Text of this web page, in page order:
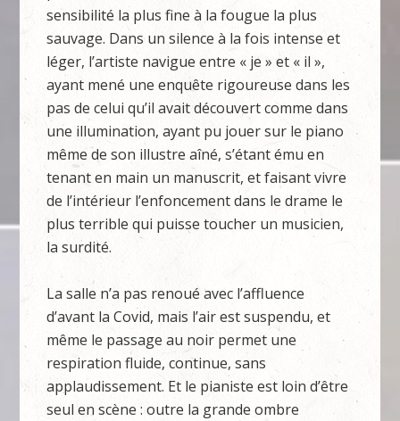
sensibilité la plus fine à la fougue la plus
sauvage. Dans un silence à la fois intense et
léger, l’artiste navigue entre « je » et « il »,
ayant mené une enquête rigoureuse dans les
pas de celui qu’il avait découvert comme dans
une illumination, ayant pu jouer sur le piano
même de son illustre aîné, s’étant ému en
tenant en main un manuscrit, et faisant vivre
de l’intérieur l’enfoncement dans le drame le
plus terrible qui puisse toucher un musicien,
la surdité.
La salle n’a pas renoué avec l’affluence
d’avant la Covid, mais l’air est suspendu, et
même le passage au noir permet une
respiration fluide, continue, sans
applaudissement. Et le pianiste est loin d’être
seul en scène : outre la grande ombre